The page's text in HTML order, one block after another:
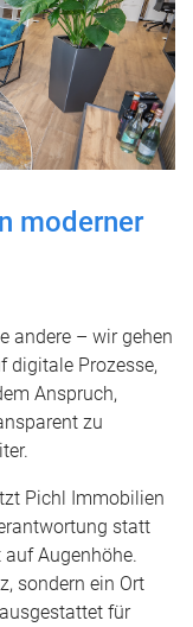
moderner
andere – wir gehen
digitale Prozesse,
Anspruch,
zu
Pichl Immobilien
statt
Augenhöhe.
sondern ein Ort
für